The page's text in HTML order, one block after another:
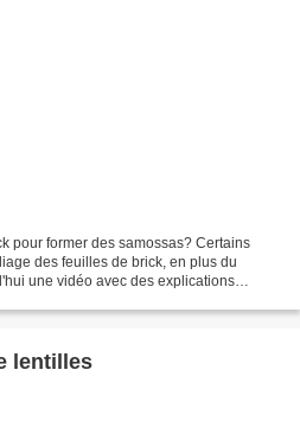
pour former des samossas? Certains
des feuilles de brick, en plus du
une vidéo avec des explications
lentilles